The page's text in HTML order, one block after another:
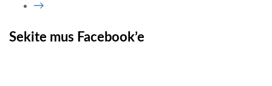
→
Sekite mus Facebook’e